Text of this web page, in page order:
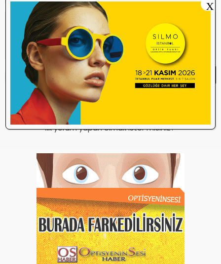
Yorum yazma kurallarınıokudum ve
kabul ediyorum.
Yorum Yap
Henüz bu içeriğe yorum yapılmamış.
İlk yorum yapan olmak ister misiniz?
X